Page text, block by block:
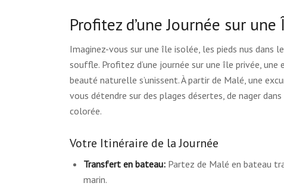
Profitez d’une Journée sur
Imaginez-vous sur une île isolée, les pieds nus dans
souffle. Profitez d’une journée sur une île privée,
beauté naturelle s’unissent. À partir de Malé, une
vous détendre sur des plages désertes, de nager
colorée.
Votre Itinéraire de la Journée
Transfert en bateau: Partez de Malé en bateau
marin.